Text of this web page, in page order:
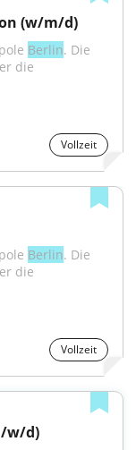
(w/m/d)
Berlin
die
Vollzeit
Berlin
die
Vollzeit
w/d)